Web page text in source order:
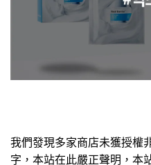
我們發現多家商店未獲授權
字，本站在此嚴正聲明，本